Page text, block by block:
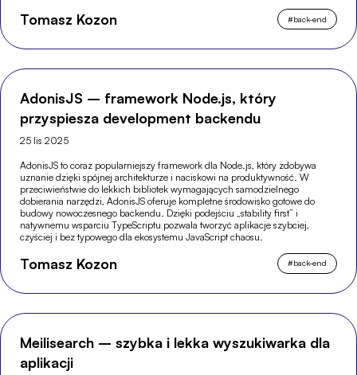
Tomasz Kozon #back-end
AdonisJS – framework Node.js, który
przyspiesza development backendu
25 lis 2025
AdonisJS to coraz popularniejszy framework dla Node.js, który zdobywa
uznanie dzięki spójnej architekturze i naciskowi na produktywność. W
przeciwieństwie do lekkich bibliotek wymagających samodzielnego
dobierania narzędzi, AdonisJS oferuje kompletne środowisko gotowe do
budowy nowoczesnego backendu. Dzięki podejściu „stability first” i
natywnemu wsparciu TypeScriptu pozwala tworzyć aplikacje szybciej,
czyściej i bez typowego dla ekosystemu JavaScript chaosu.
Tomasz Kozon #back-end
Meilisearch – szybka i lekka wyszukiwarka dla
aplikacji